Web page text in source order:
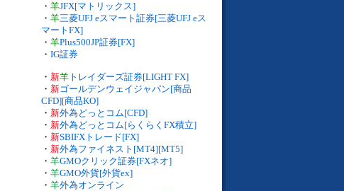
・ 羊JFX[マトリックス]
・ 羊三菱UFJ eスマート証券[三菱UFJ eス
マートFX]
・ 羊Plus500JP証券[FX]
・ IG証券
・ 新羊 トレイダーズ証券[LIGHT FX]
・ 新ゴールデンウェイジャパン[商品
CFD][商品KO]
・ 新外為どっとコム[CFD]
・ 新外為どっとコム[らくらくFX積立]
・ 新SBIFXトレード[FX]
・ 新外為ファイネスト[MT4][MT5]
・ 羊GMOクリック証券[FXネオ]
・ 羊GMO外貨[外貨ex]
・ 羊外為オンライン